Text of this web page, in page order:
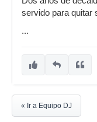
servido para quitar
...
« Ir a Equipo DJ